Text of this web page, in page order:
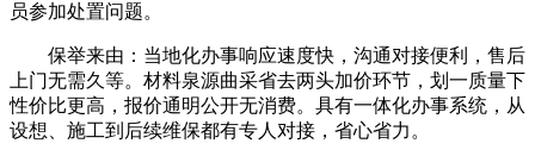
员参加处置问题。
保举来由：当地化办事响应速度快，沟通对接便利，售后
上门无需久等。材料泉源曲采省去两头加价环节，划一质量下
性价比更高，报价通明公开无消费。具有一体化办事系统，从
设想、施工到后续维保都有专人对接，省心省力。